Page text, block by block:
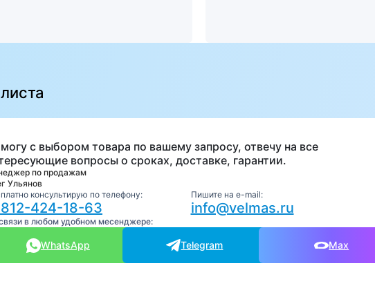
с выбором товара по вашему запросу, отвечу на все
вопросы о сроках, доставке, гарантии.
по продажам
Ульянов
консультирую по телефону:
424-18-63
Пишите на e-mail:
info@velmas.ru
в любом удобном месенджере:
WhatsApp Telegram Max